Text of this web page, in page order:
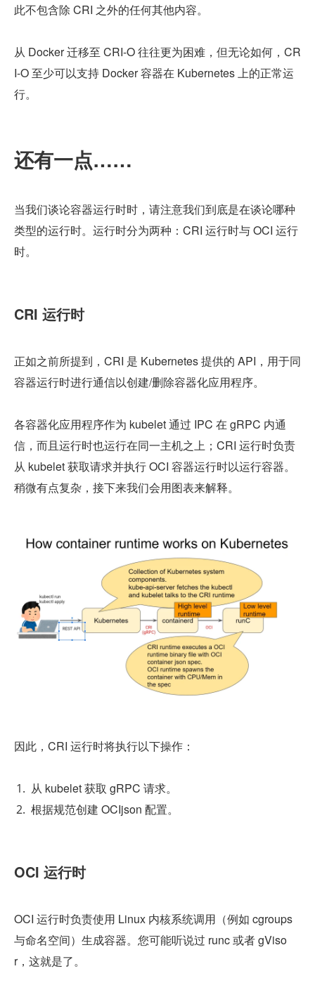
此不包含除 CRI 之外的任何其他内容。
从 Docker 迁移至 CRI-O 往往更为困难，但无论如何，CR
I-O 至少可以支持 Docker 容器在 Kubernetes 上的正常运
行。
还有一点……
当我们谈论容器运行时时，请注意我们到底是在谈论哪种
类型的运行时。运行时分为两种：CRI 运行时与 OCI 运行
时。
CRI 运行时
正如之前所提到，CRI 是 Kubernetes 提供的 API，用于同
容器运行时进行通信以创建/删除容器化应用程序。
各容器化应用程序作为 kubelet 通过 IPC 在 gRPC 内通
信，而且运行时也运行在同一主机之上；CRI 运行时负责
从 kubelet 获取请求并执行 OCI 容器运行时以运行容器。
稍微有点复杂，接下来我们会用图表来解释。
因此，CRI 运行时将执行以下操作：
从 kubelet 获取 gRPC 请求。
根据规范创建 OCIjson 配置。
OCI 运行时
OCI 运行时负责使用 Linux 内核系统调用（例如 cgroups
与命名空间）生成容器。您可能听说过 runc 或者 gViso
r，这就是了。